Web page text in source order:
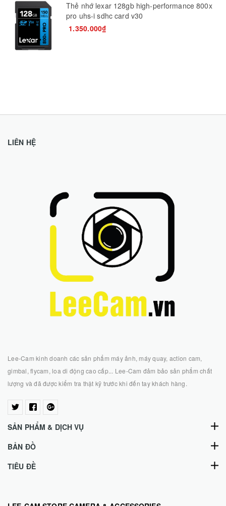
Thẻ nhớ lexar 128gb high-performance 800x
pro uhs-i sdhc card v30
1.350.000₫
LIÊN HỆ
Lee-Cam kinh doanh các sản phẩm máy ảnh, máy quay, action cam,
gimbal, flycam, loa di động cao cấp... Lee-Cam đảm bảo sản phẩm chất
lượng và đã được kiểm tra thật kỹ trước khi đến tay khách hàng.
SẢN PHẨM & DỊCH VỤ
BẢN ĐỒ
TIÊU ĐỀ